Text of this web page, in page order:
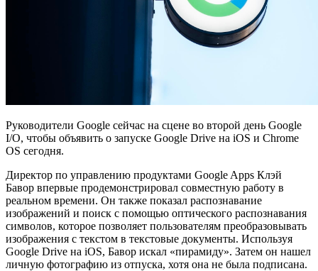
Руководители Google сейчас на сцене во второй день Google
I/O, чтобы объявить о запуске Google Drive на iOS и Chrome
OS сегодня.
Директор по управлению продуктами Google Apps Клэй
Бавор впервые продемонстрировал совместную работу в
реальном времени. Он также показал распознавание
изображений и поиск с помощью оптического распознавания
символов, которое позволяет пользователям преобразовывать
изображения с текстом в текстовые документы. Используя
Google Drive на iOS, Бавор искал «пирамиду». Затем он нашел
личную фотографию из отпуска, хотя она не была подписана.